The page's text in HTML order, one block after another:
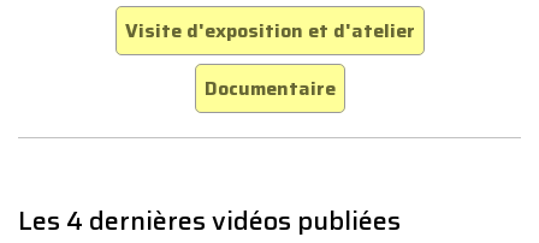
Visite d'exposition et d'atelier
Documentaire
Les 4 dernières vidéos publiées